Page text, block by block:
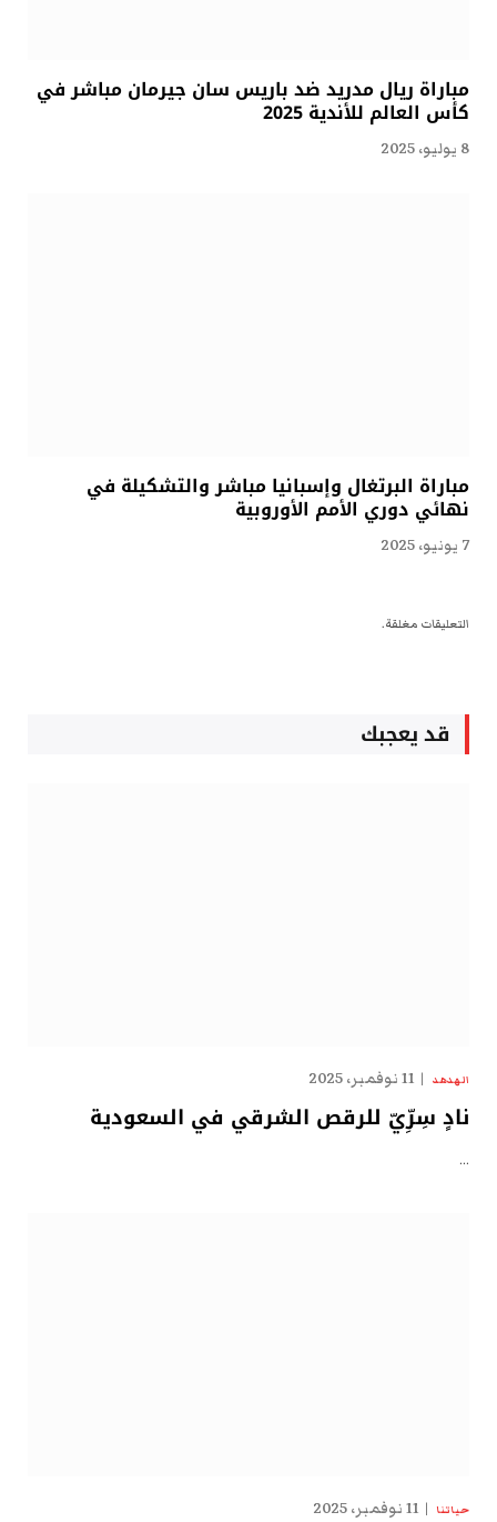
مباراة ريال مدريد ضد باريس سان جيرمان مباشر في
كأس العالم للأندية 2025
8 يوليو، 2025
مباراة البرتغال وإسبانيا مباشر والتشكيلة في
نهائي دوري الأمم الأوروبية
7 يونيو، 2025
التعليقات مغلقة.
قد يعجبك
الهدهد 11 نوفمبر، 2025
نادٍ سِرِّيّ للرقص الشرقي في السعودية
…
حياتنا 11 نوفمبر، 2025